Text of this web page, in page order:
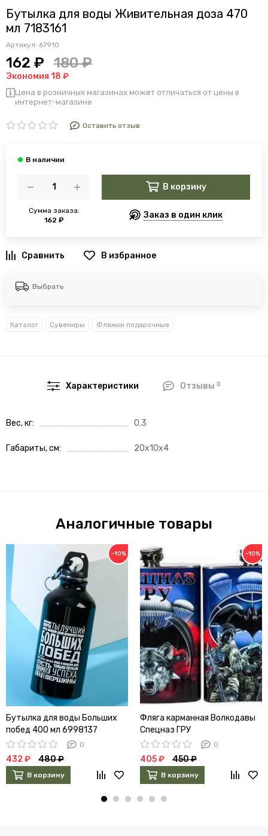
Бутылка для воды Живительная доза 470
мл 7183161
Артикул: 67910
162 ₽ 180 ₽
Экономия 18 ₽
Цена в розничных магазинах может отличаться от цены в
интернет-магазине
Оставить отзыв
Сумма заказа:
162 ₽
В корзину
Заказ в один клик
В избранное
Выбрать
Каталог Сувениры Фляжки подарочные
Характеристики Отзывы 0
Вес, кг 0.3
Габариты, см 20x10x4
Аналогичные товары
−10%
Бутылка для воды Больших
побед 400 мл 6998137
0
432 ₽ 480 ₽
В корзину
−10%
Фляга карманная Волкодавы
Спецназ ГРУ
0
405 ₽ 450 ₽
В корзину